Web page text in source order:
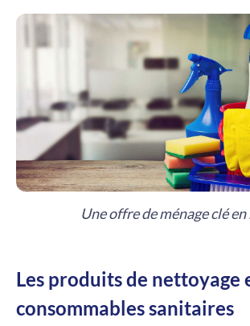
Une offre de ménage clé
Les produits de nettoyage
consommables sanitaires